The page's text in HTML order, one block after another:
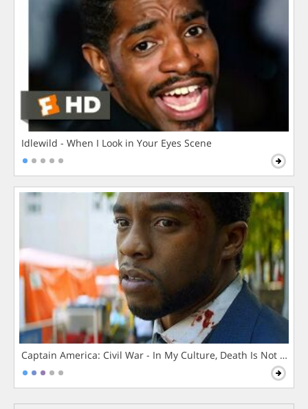
Idlewild - When I Look in Your Eyes Scene
Captain America: Civil War - In My Culture, Death Is Not The